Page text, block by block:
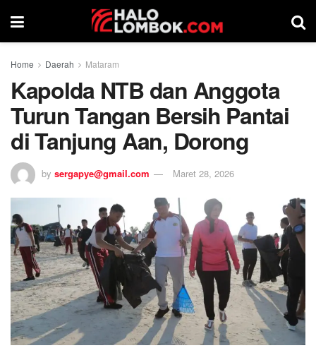
Home Daerah Mataram
Kapolda NTB dan Anggota
Turun Tangan Bersih Pantai
di Tanjung Aan, Dorong
by sergapye@gmail.com Maret 28, 2026